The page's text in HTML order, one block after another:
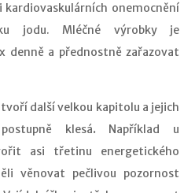
onemocnění
jodu. Mléčné výrobky je
denně a přednostně zařazovat
další velkou kapitolu a jejich
klesá.Například u
asi třetinu energetického
věnovat pečlivou pozornost